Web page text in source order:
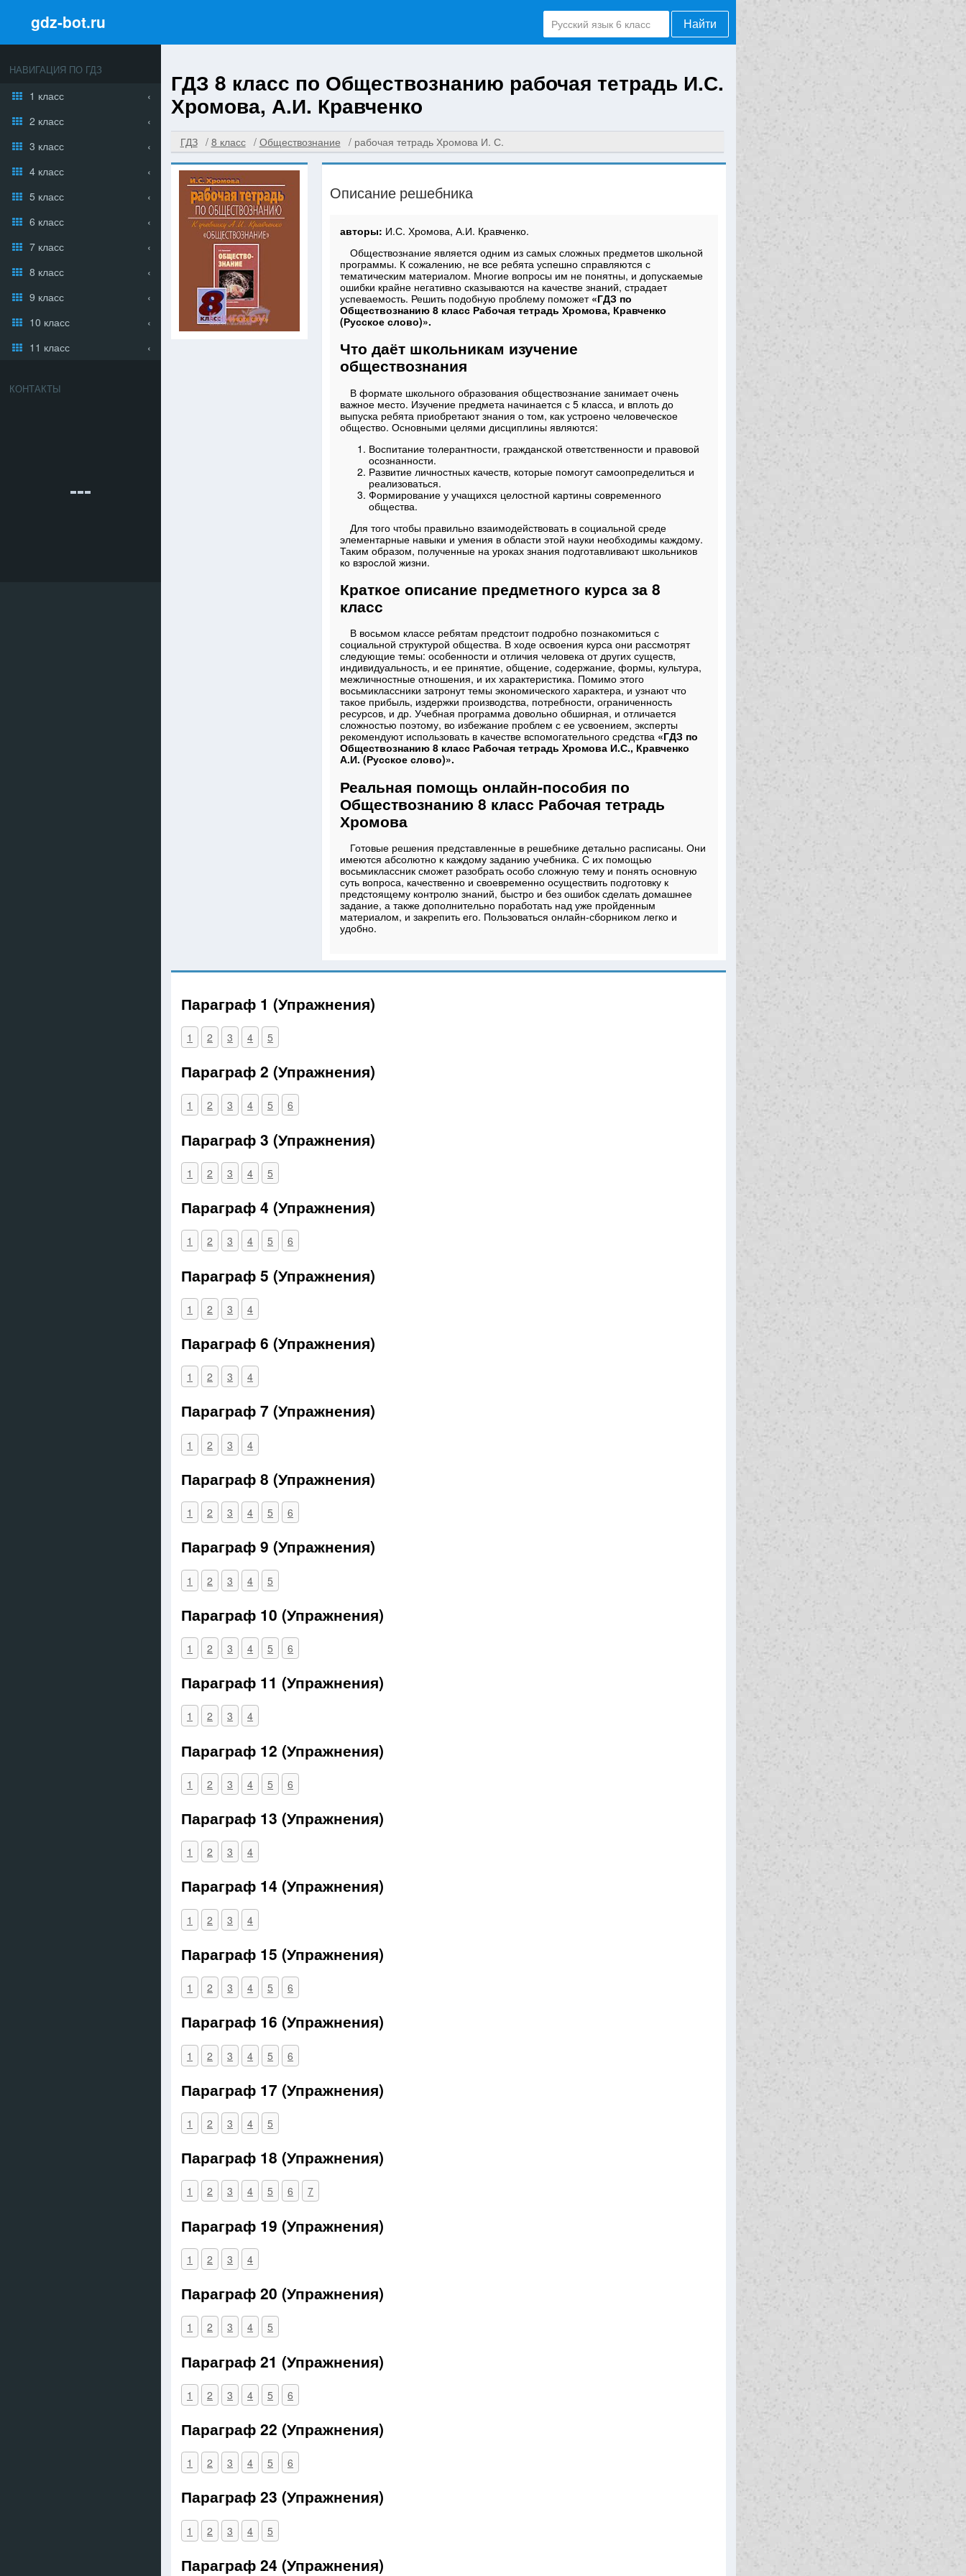
gdz-bot.ru Найти
НАВИГАЦИЯ ПО ГДЗ
1 класс
2 класс
3 класс
4 класс
5 класс
6 класс
7 класс
8 класс
9 класс
10 класс
11 класс
КОНТАКТЫ
ГДЗ 8 класс по Обществознанию рабочая тетрадь И.С.
Хромова, А.И. Кравченко
ГДЗ 8 класс Обществознание рабочая тетрадь Хромова И. С.
Описание решебника
авторы: И.С. Хромова, А.И. Кравченко.
Обществознание является одним из самых сложных предметов школьной
программы. К сожалению, не все ребята успешно справляются с
тематическим материалом. Многие вопросы им не понятны, и допускаемые
ошибки крайне негативно сказываются на качестве знаний, страдает
успеваемость. Решить подобную проблему поможет «ГДЗ по
Обществознанию 8 класс Рабочая тетрадь Хромова, Кравченко
(Русское слово)».
Что даёт школьникам изучение
обществознания
В формате школьного образования обществознание занимает очень
важное место. Изучение предмета начинается с 5 класса, и вплоть до
выпуска ребята приобретают знания о том, как устроено человеческое
общество. Основными целями дисциплины являются:
Воспитание толерантности, гражданской ответственности и правовой
осознанности.
Развитие личностных качеств, которые помогут самоопределиться и
реализоваться.
Формирование у учащихся целостной картины современного
общества.
Для того чтобы правильно взаимодействовать в социальной среде
элементарные навыки и умения в области этой науки необходимы каждому.
Таким образом, полученные на уроках знания подготавливают школьников
ко взрослой жизни.
Краткое описание предметного курса за 8
класс
В восьмом классе ребятам предстоит подробно познакомиться с
социальной структурой общества. В ходе освоения курса они рассмотрят
следующие темы: особенности и отличия человека от других существ,
индивидуальность, и ее принятие, общение, содержание, формы, культура,
межличностные отношения, и их характеристика. Помимо этого
восьмиклассники затронут темы экономического характера, и узнают что
такое прибыль, издержки производства, потребности, ограниченность
ресурсов, и др. Учебная программа довольно обширная, и отличается
сложностью поэтому, во избежание проблем с ее усвоением, эксперты
рекомендуют использовать в качестве вспомогательного средства «ГДЗ по
Обществознанию 8 класс Рабочая тетрадь Хромова И.С., Кравченко
А.И. (Русское слово)».
Реальная помощь онлайн-пособия по
Обществознанию 8 класс Рабочая тетрадь
Хромова
Готовые решения представленные в решебнике детально расписаны. Они
имеются абсолютно к каждому заданию учебника. С их помощью
восьмиклассник сможет разобрать особо сложную тему и понять основную
суть вопроса, качественно и своевременно осуществить подготовку к
предстоящему контролю знаний, быстро и без ошибок сделать домашнее
задание, а также дополнительно поработать над уже пройденным
материалом, и закрепить его. Пользоваться онлайн-сборником легко и
удобно.
Параграф 1 (Упражнения)
1 2 3 4 5
Параграф 2 (Упражнения)
1 2 3 4 5 6
Параграф 3 (Упражнения)
1 2 3 4 5
Параграф 4 (Упражнения)
1 2 3 4 5 6
Параграф 5 (Упражнения)
1 2 3 4
Параграф 6 (Упражнения)
1 2 3 4
Параграф 7 (Упражнения)
1 2 3 4
Параграф 8 (Упражнения)
1 2 3 4 5 6
Параграф 9 (Упражнения)
1 2 3 4 5
Параграф 10 (Упражнения)
1 2 3 4 5 6
Параграф 11 (Упражнения)
1 2 3 4
Параграф 12 (Упражнения)
1 2 3 4 5 6
Параграф 13 (Упражнения)
1 2 3 4
Параграф 14 (Упражнения)
1 2 3 4
Параграф 15 (Упражнения)
1 2 3 4 5 6
Параграф 16 (Упражнения)
1 2 3 4 5 6
Параграф 17 (Упражнения)
1 2 3 4 5
Параграф 18 (Упражнения)
1 2 3 4 5 6 7
Параграф 19 (Упражнения)
1 2 3 4
Параграф 20 (Упражнения)
1 2 3 4 5
Параграф 21 (Упражнения)
1 2 3 4 5 6
Параграф 22 (Упражнения)
1 2 3 4 5 6
Параграф 23 (Упражнения)
1 2 3 4 5
Параграф 24 (Упражнения)